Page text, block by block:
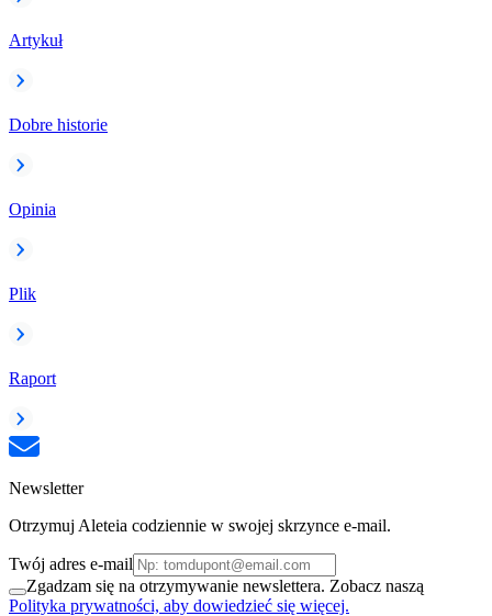
Artykuł
Dobre historie
Opinia
Plik
Raport
Newsletter
Otrzymuj Aleteia codziennie w swojej skrzynce e-mail.
Twój adres e-mail
Zgadzam się na otrzymywanie newslettera. Zobacz naszą
Polityka prywatności, aby dowiedzieć się więcej.